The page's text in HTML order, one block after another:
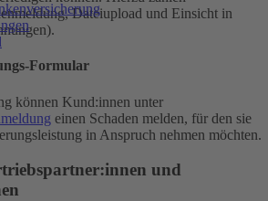
Dateiupload und Einsicht in
Formular
können Kund:innen unter
einen Schaden melden, für den sie
in Anspruch nehmen möchten.
und